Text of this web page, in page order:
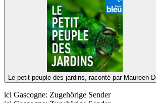
Le petit peuple des jardins, raconté par Maureen
ici Gascogne: Zugehörige Sender